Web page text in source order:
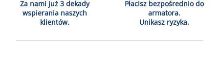
Za nami już 3 dekady
wspierania naszych
klientów.
Płacisz bezpośrednio do
armatora.
Unikasz ryzyka.